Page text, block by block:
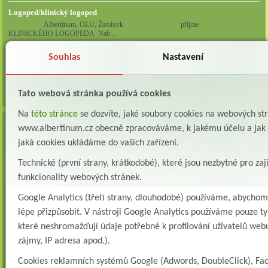
Logoped/klinický logoped
Albertinum, OLÚ, Žamberk přijme
KLINICKÉHO LOGOPEDA Nab...
Ergoterapeut/ka
všechna volná místa »
AKTUALITY
Zapojte se do naší fotosoutěže!
29.7.2026
POZOR - Změna koncovky emailové adresy
15.6.2026
Podle rozhodnutí vedení ústavu od 1. 7. 2026 již nebudou funkční e-mailové adresy, u
nichž je koncovka: @albertinum-olu.cz Všechny emailové adresy určené směrem do
našeho zařízení ...
VZMR – ALBERTINUM ŽAMBERK, STROPNÍ ZVEDACÍ A
16.4.2026
Souhlas Nastavení
Tato webová stránka používá cookies
Na této stránce se dozvíte, jaké soubory cookies na webových
www.albertinum.cz obecně zpracováváme, k jakému účelu a
jaká cookies ukládáme do vašich zařízení.
Technické (první strany, krátkodobé), které jsou nezbytné pro
funkcionality webových stránek.
Google Analytics (třetí strany, dlouhodobé) používáme,
lépe přizpůsobit. V nástroji Google Analytics používáme pouze
které neshromažďují údaje potřebné k profilování uživatelů
zájmy, IP adresa apod.).
Cookies reklamních systémů Google (Adwords, DoubleClick),